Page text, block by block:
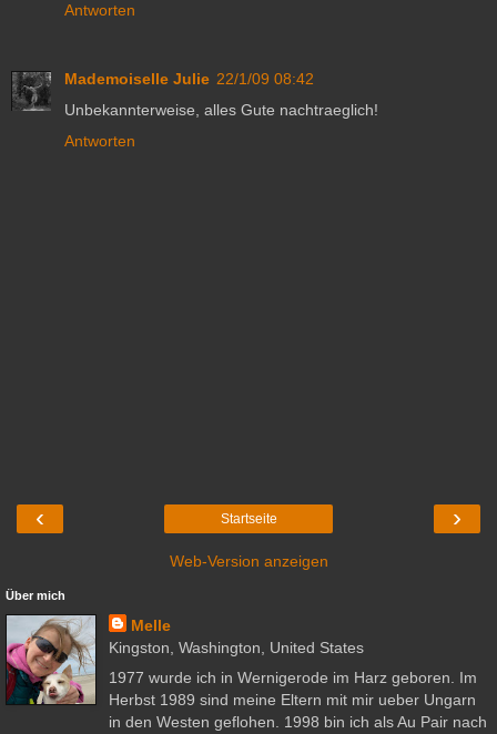
Antworten
Mademoiselle Julie 22/1/09 08:42
Unbekannterweise, alles Gute nachtraeglich!
Antworten
‹ ›
Startseite
Web-Version anzeigen
Über mich
Melle
Kingston, Washington, United States
1977 wurde ich in Wernigerode im Harz geboren. Im
Herbst 1989 sind meine Eltern mit mir ueber Ungarn
in den Westen geflohen. 1998 bin ich als Au Pair nach